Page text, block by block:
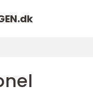
dk